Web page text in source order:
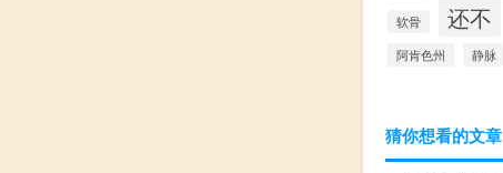
软骨 还不
阿肯色州 静脉
猜你想看的文章